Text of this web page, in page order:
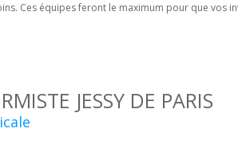
Ces équipes feront le maximum pour que vos
JESSY DE PARIS